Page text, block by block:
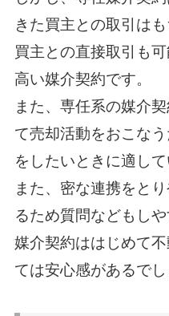
きた買主との取引は
買主との直接取引も
高い媒介契約です。
また、専任系の媒介
て売却活動をおこな
をしたいときに適して
また、密な連携をと
るため質問などもし
媒介契約ははじめて
ては安心感があるでし